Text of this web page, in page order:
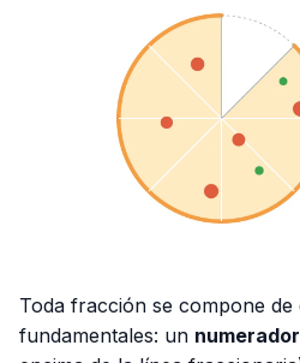
Toda fracción se compone de
fundamentales: un numerador